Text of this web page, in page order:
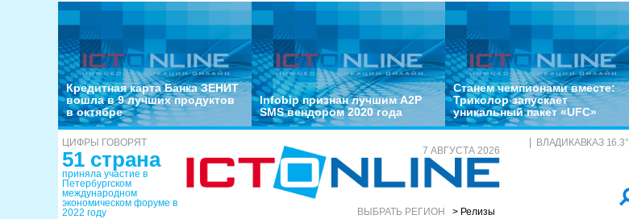
Кредитная карта Банка ЗЕНИТ
вошла в 9 лучших продуктов
в октябре
Infobip признан лучшим A2P
SMS вендором 2020 года
Станем чемпионами вместе:
Триколор запускает
уникальный пакет «UFC»
ЦИФРЫ ГОВОРЯТ
51 страна
приняла участие в
Петербургском
международном
экономическом форуме в
2022 году
7 АВГУСТА 2026
ВЫБРАТЬ РЕГИОН > Релизы
ВЛАДИКАВКАЗ 16.3°